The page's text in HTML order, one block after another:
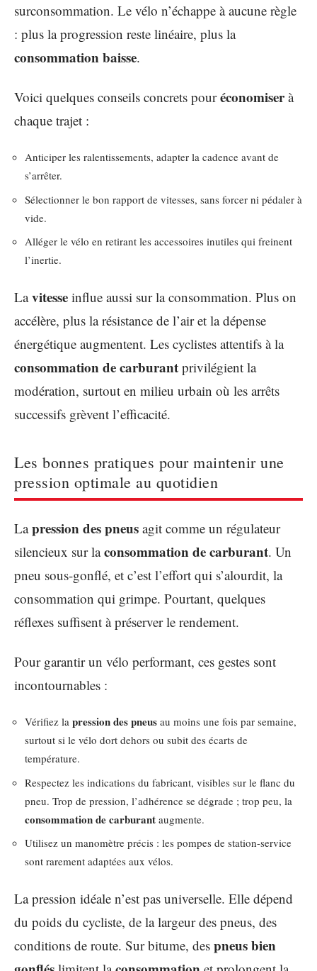
surconsommation. Le vélo n’échappe à aucune règle
: plus la progression reste linéaire, plus la
consommation baisse.
Voici quelques conseils concrets pouréconomiserà
chaque trajet :
Anticiper les ralentissements, adapter la cadence avant de
s’arrêter.
Sélectionner le bon rapport de vitesses, sans forcer ni pédaler à
vide.
Alléger le vélo en retirant les accessoires inutiles qui freinent
l’inertie.
Lavitesse influe aussi sur la consommation. Plus on
accélère, plus la résistance de l’air et la dépense
énergétique augmentent. Les cyclistes attentifs à la
consommation de carburant privilégient la
modération, surtout en milieu urbain où les arrêts
successifs grèvent l’efficacité.
Les bonnes pratiques pour maintenir une
pression optimale au quotidien
Lapression des pneus agit comme un régulateur
silencieux sur laconsommation de carburant. Un
pneu sous-gonflé, et c’est l’effort qui s’alourdit, la
consommation qui grimpe. Pourtant, quelques
réflexes suffisent à préserver le rendement.
Pour garantir un vélo performant, ces gestes sont
incontournables :
Vérifiez la pression des pneus au moins une fois par semaine,
surtout si le vélo dort dehors ou subit des écarts de
température.
Respectez les indications du fabricant, visibles sur le flanc du
pneu. Trop de pression, l’adhérence se dégrade ; trop peu, la
consommation de carburant augmente.
Utilisez un manomètre précis : les pompes de station-service
sont rarement adaptées aux vélos.
La pression idéale n’est pas universelle. Elle dépend
du poids du cycliste, de la largeur des pneus, des
conditions de route. Sur bitume, des pneus bien